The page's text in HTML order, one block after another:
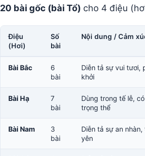
20 bài gốc (bài Tổ) cho 4 điệu
Điệu
(Hơi)
Số
bài
Nội dung / Cảm
Bài Bắc
6
bài
Diễn tả sự vui tươi,
khởi
Bài Hạ
7
bài
Dùng trong tế lễ,
trọng thể
Bài Nam
3
bài
Diễn tả sự an
yên